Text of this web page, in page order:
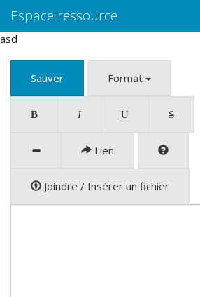
Espace ressource
asd
Sauver Format
B I U S
Lien
Joindre / Insérer un fichier